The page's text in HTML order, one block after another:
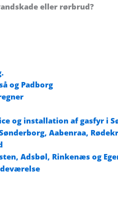
eller rørbrud?
og Padborg
og installation af gasfyr i
Aabenraa,
Adsbøl, Rinkenæs og